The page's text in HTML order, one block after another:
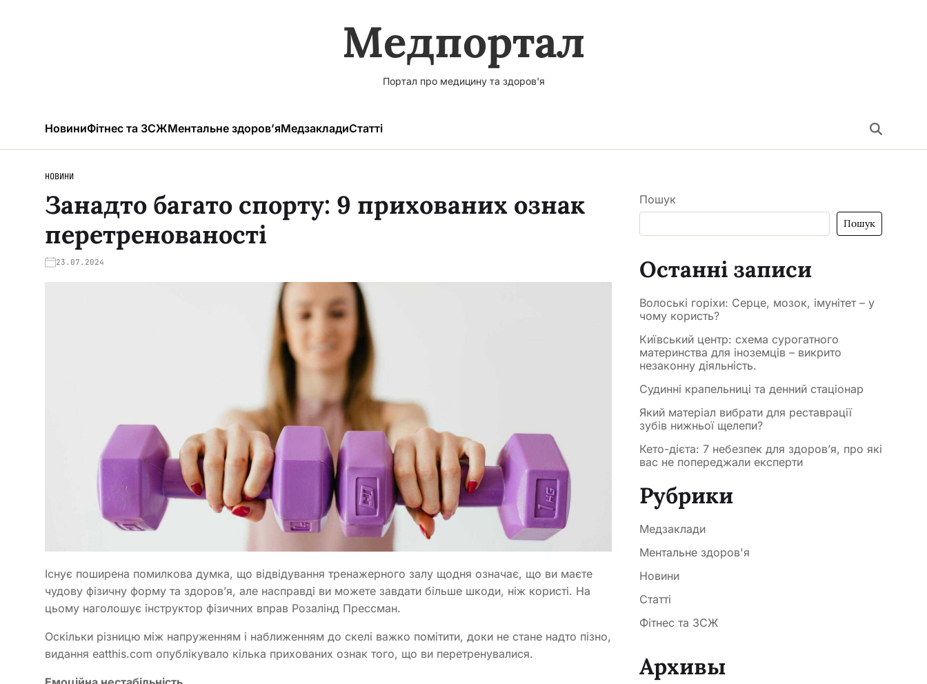
Медпортал
Портал про медицину та здоров'я
НовиниФітнес та ЗСЖМентальне здоров’яМедзакладиСтатті
НОВИНИ
Занадто багато спорту: 9 прихованих ознак
перетренованості
23.07.2024
Існує поширена помилкова думка, що відвідування тренажерного залу щодня означає, що ви маєте
чудову фізичну форму та здоров’я, але насправді ви можете завдати більше шкоди, ніж користі. На
цьому наголошує інструктор фізичних вправ Розалінд Прессман.
Оскільки різницю між напруженням і наближенням до скелі важко помітити, доки не стане надто пізно,
видання eatthis.com опублікувало кілька прихованих ознак того, що ви перетренувалися.
Пошук
Пошук
Останні записи
Волоські горіхи: Серце, мозок, імунітет – у
чому користь?
Київський центр: схема сурогатного
материнства для іноземців – викрито
незаконну діяльність.
Судинні крапельниці та денний стаціонар
Який матеріал вибрати для реставрації
зубів нижньої щелепи?
Кето-дієта: 7 небезпек для здоров’я, про які
вас не попереджали експерти
Рубрики
Медзаклади
Ментальне здоров'я
Новини
Статті
Фітнес та ЗСЖ
Архивы